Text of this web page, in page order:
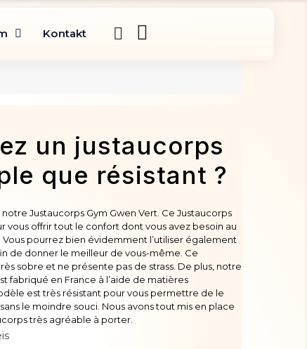
Kontakt
un justaucorps
que résistant ?
Justaucorps Gym Gwen Vert. Ce Justaucorps
vous offrir tout le confort dont vous avez besoin au
pourrez bien évidemment l’utiliser également
de donner le meilleur de vous-même. Ce
sobre et ne présente pas de strass. De plus, notre
fabriqué en France à l’aide de matières
est très résistant pour vous permettre de le
le moindre souci. Nous avons tout mis en place
très agréable à porter.